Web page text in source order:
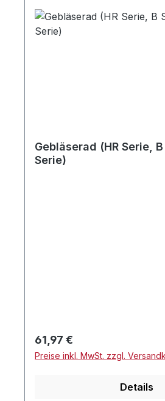
Originalteilen auswechseln.
Austauschperiode: alle vier
Gebläserad (HR Serie,
Serie)
Regulärer Preis:
61,97 €
Preise inkl. MwSt. zzgl.
Details